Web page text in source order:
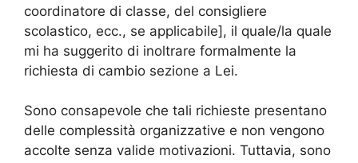
coordinatore di classe, del consigliere
scolastico, ecc., se applicabile], il quale/la quale
mi ha suggerito di inoltrare formalmente la
richiesta di cambio sezione a Lei.
Sono consapevole che tali richieste presentano
delle complessità organizzative e non vengono
accolte senza valide motivazioni. Tuttavia, sono